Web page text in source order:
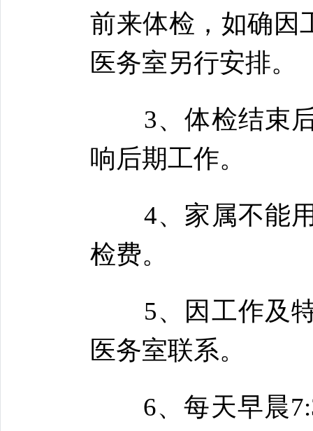
前来体检，如确因
医务室另行安排。
3、体检结束后
响后期工作。
4、家属不能用
检费。
5、因工作及特
医务室联系。
6、每天早晨